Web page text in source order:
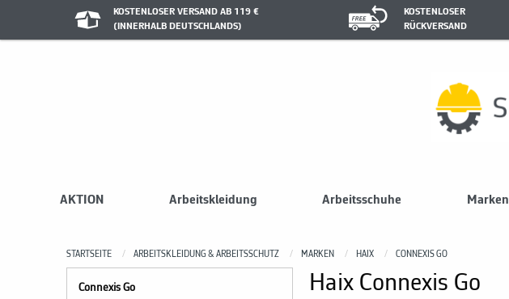
KOSTENLOSER VERSAND AB 119 €
(INNERHALB DEUTSCHLANDS)
KOSTENLOSER
RÜCKVERSAND
AKTION Arbeitskleidung Arbeitsschuhe Marken
STARTSEITE ARBEITSKLEIDUNG & ARBEITSSCHUTZ MARKEN HAIX CONNEXIS GO
Connexis Go Haix Connexis Go